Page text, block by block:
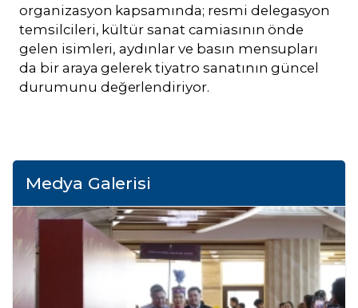
organizasyon kapsamında; resmi delegasyon
temsilcileri, kültür sanat camiasının önde
gelen isimleri, aydınlar ve basın mensupları
da bir araya gelerek tiyatro sanatının güncel
durumunu değerlendiriyor.
Medya Galerisi